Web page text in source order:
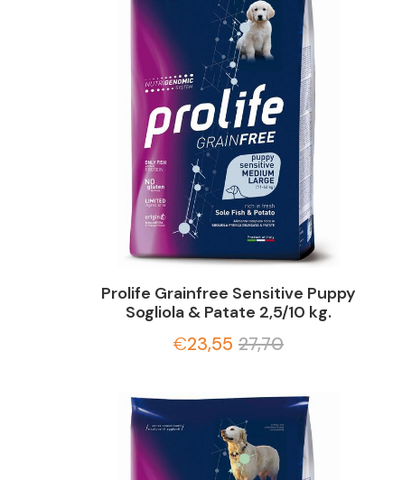
Prolife Grainfree Sensitive Puppy
Sogliola & Patate 2,5/10 kg.
€23,55 27,70